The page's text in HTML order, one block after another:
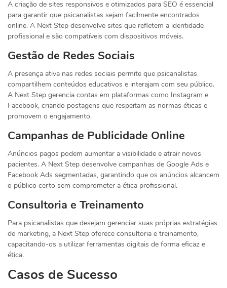
A criação de sites responsivos e otimizados para SEO é essencial
para garantir que psicanalistas sejam facilmente encontrados
online. A Next Step desenvolve sites que refletem a identidade
profissional e são compatíveis com dispositivos móveis.
Gestão de Redes Sociais
A presença ativa nas redes sociais permite que psicanalistas
compartilhem conteúdos educativos e interajam com seu público.
A Next Step gerencia contas em plataformas como Instagram e
Facebook, criando postagens que respeitam as normas éticas e
promovem o engajamento.
Campanhas de Publicidade Online
Anúncios pagos podem aumentar a visibilidade e atrair novos
pacientes. A Next Step desenvolve campanhas de Google Ads e
Facebook Ads segmentadas, garantindo que os anúncios alcancem
o público certo sem comprometer a ética profissional.
Consultoria e Treinamento
Para psicanalistas que desejam gerenciar suas próprias estratégias
de marketing, a Next Step oferece consultoria e treinamento,
capacitando-os a utilizar ferramentas digitais de forma eficaz e
ética.
Casos de Sucesso